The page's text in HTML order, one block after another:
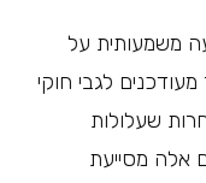
משמעותית על
מעודכנים לגבי חוקי
שעלולות
אלה מסייעת